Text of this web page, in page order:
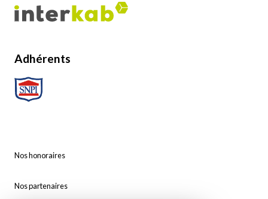
Adhérents
Nos honoraires
Nos partenaires